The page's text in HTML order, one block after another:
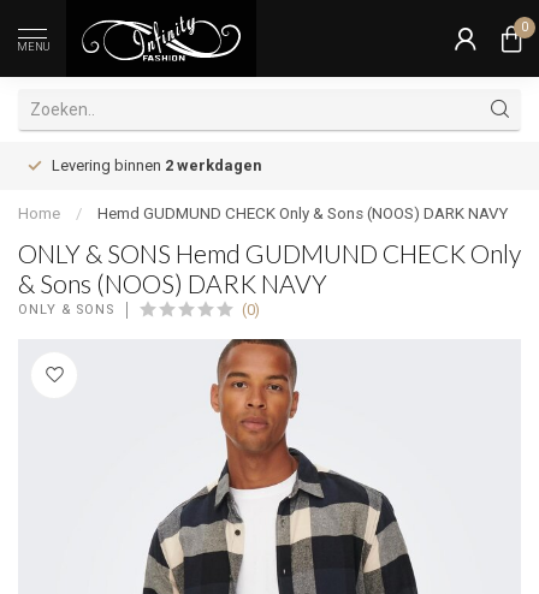
MENU
0
Levering binnen 2 werkdagen
Home / Hemd GUDMUND CHECK Only & Sons (NOOS) DARK NAVY
ONLY & SONS Hemd GUDMUND CHECK Only
& Sons (NOOS) DARK NAVY
ONLY & SONS (0)